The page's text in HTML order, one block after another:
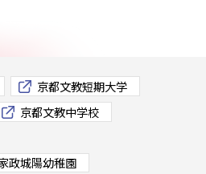
京都文教短期大学
京都文教中学校
政城陽幼稚園